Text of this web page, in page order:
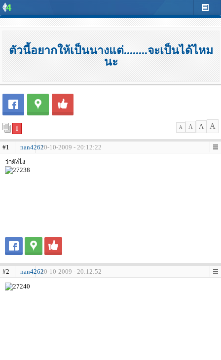
ตัวนี้อยากให้เป็นนางแต่........จะเป็นได้ไหม
นะ
1 A A A A
#1 nan426210-10-2009 - 20:12:22
ว่ายังไง
#2 nan426210-10-2009 - 20:12:52